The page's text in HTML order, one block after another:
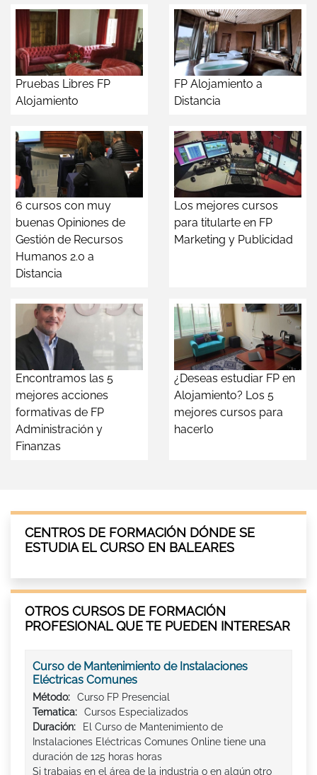
Pruebas Libres FP
Alojamiento
FP Alojamiento a
Distancia
6 cursos con muy
buenas Opiniones de
Gestión de Recursos
Humanos 2.0 a
Distancia
Los mejores cursos
para titularte en FP
Marketing y Publicidad
Encontramos las 5
mejores acciones
formativas de FP
Administración y
Finanzas
¿Deseas estudiar FP en
Alojamiento? Los 5
mejores cursos para
hacerlo
CENTROS DE FORMACIÓN DÓNDE SE
ESTUDIA EL CURSO EN BALEARES
OTROS CURSOS DE FORMACIÓN
PROFESIONAL QUE TE PUEDEN INTERESAR
Curso de Mantenimiento de Instalaciones
Eléctricas Comunes
Método:
Curso FP Presencial
Tematica:
Cursos Especializados
Duración:
El Curso de Mantenimiento de
Instalaciones Eléctricas Comunes Online tiene una
duración de 125 horas horas
Si trabajas en el área de la industria o en algún otro